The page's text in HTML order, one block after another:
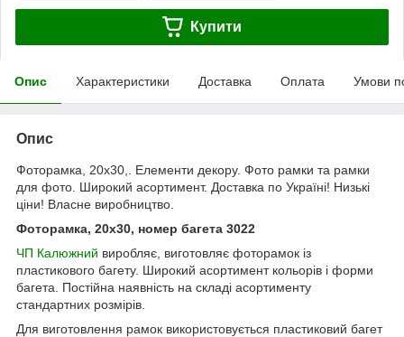
Купити
Опис Характеристики Доставка Оплата Умови
Опис
Фоторамка, 20х30,. Елементи декору. Фото рамки та рамки
для фото. Широкий асортимент. Доставка по Україні! Низькі
ціни! Власне виробництво.
Фоторамка, 20х30, номер багета 3022
ЧП Калюжний виробляє, виготовляє фоторамок із
пластикового багету. Широкий асортимент кольорів і форми
багета. Постійна наявність на складі асортименту
стандартних розмірів.
Для виготовлення рамок використовується пластиковий багет